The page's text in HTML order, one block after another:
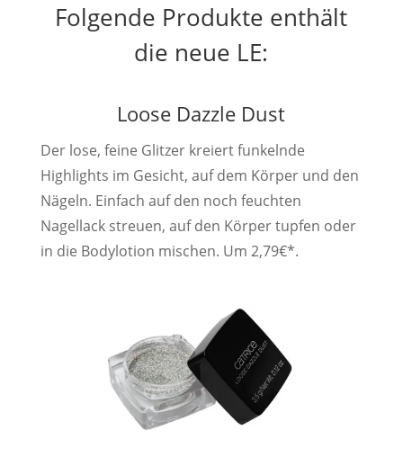
Folgende Produkte enthält
die neue LE:
Loose Dazzle Dust
Der lose, feine Glitzer kreiert funkelnde
Highlights im Gesicht, auf dem Körper und den
Nägeln. Einfach auf den noch feuchten
Nagellack streuen, auf den Körper tupfen oder
in die Bodylotion mischen. Um 2,79€*.